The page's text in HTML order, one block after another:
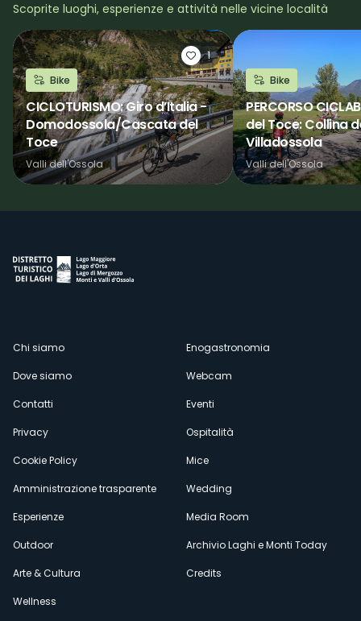
Scoprite luoghi, esperienze e attività nelle vicine località
1
Bike
CICLOTURISMO: Giro d’Italia -
Domodossola/Cascata del
Toce
Valli dell'Ossola
Bike
PERCORSO
del Toce: Collina
Villadossola
Valli dell'Ossola
Menù
secondario
Chi siamo
Dove siamo
Contatti
Privacy
Cookie Policy
Amministrazione trasparente
Esperienze
Outdoor
Arte & Cultura
Wellness
Enogastronomia
Webcam
Eventi
Ospitalità
Mice
Wedding
Media Room
Archivio Laghi e Monti Today
Credits